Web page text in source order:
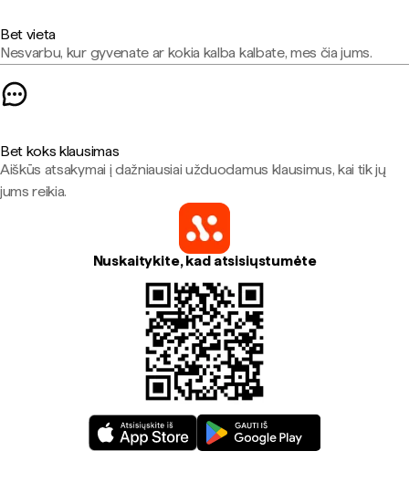
Bet vieta
Nesvarbu, kur gyvenate ar kokia kalba kalbate, mes čia jums.
Bet koks klausimas
Aiškūs atsakymai į dažniausiai užduodamus klausimus, kai tik jų
jums reikia.
Nuskaitykite, kad atsisiųstumėte